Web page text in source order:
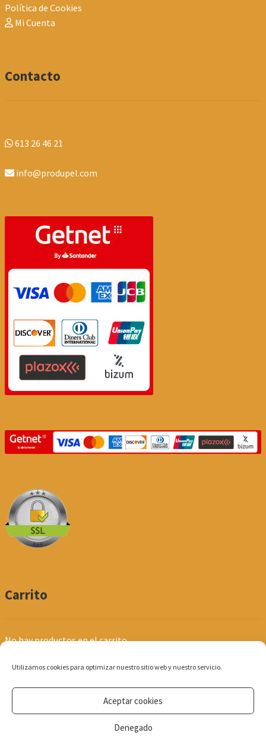
Utilizamos cookies para optimizar nuestro sitio web y nuestro servicio.
Aceptar cookies
Denegado
Política de Cookies
Mi Cuenta
Contacto
613 26 46 21
info@produpel.com
Carrito
No hay productos en el carrito.
© Produpel | Productos de Peluquería y Estética 2026